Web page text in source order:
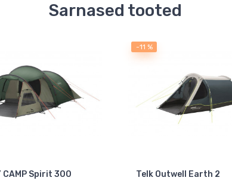
Sarnased tooted
CAMP Spirit 300
-11 %
Telk Outwell Earth 2